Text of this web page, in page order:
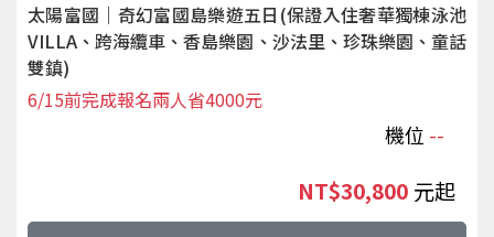
太陽富國｜奇幻富國島樂遊五日(保證入住奢華獨棟泳池
VILLA、跨海纜車、香島樂園、沙法里、珍珠樂園、童話
雙鎮)
機位 --
6/15前完成報名兩人省4000元
NT$30,800 起